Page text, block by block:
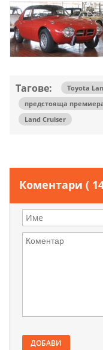
Тагове: Toyota
предстояща
Land Cruiser
Коментари (
ДОБАВИ